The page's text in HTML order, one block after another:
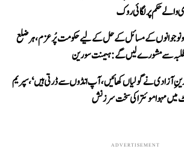
والے حکم پر لگائی روک
و نوجوانوں کے مسائل کے حل کے لیے حکومت پُرعزم، ہر ضلع
سے مشورے لیں گے: ہیمنت سورین
آزادی نے گولیاں کھائیں، آپ انڈوں سے ڈرتی ہیں‘، سپریم
مہوا موئترا کی سخت سرزنش
ADVERTISEMENT